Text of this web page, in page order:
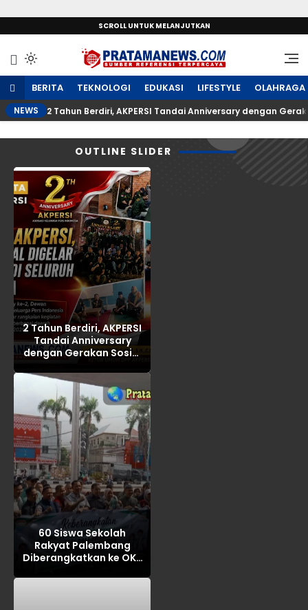
SCROLL UNTUK MELANJUTKAN
PratamaNews.com
Sumber Referensi Terpercaya
BERITA TEKNOLOGI EDUKASI LIFESTYLE OLAHRAGA
NEWS 2 Tahun Berdiri, AKPERSI Tandai Anniversary dengan
OUTLINE SLIDER
2 Tahun Berdiri, AKPERSI
Tandai Anniversary
dengan Gerakan Sosial
Daerah
60 Siswa Sekolah
Rakyat Palembang
Diberangkatkan ke OKI,